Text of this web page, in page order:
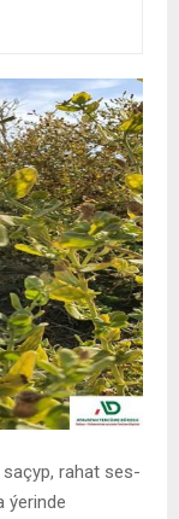
rahat ses-
ýerinde